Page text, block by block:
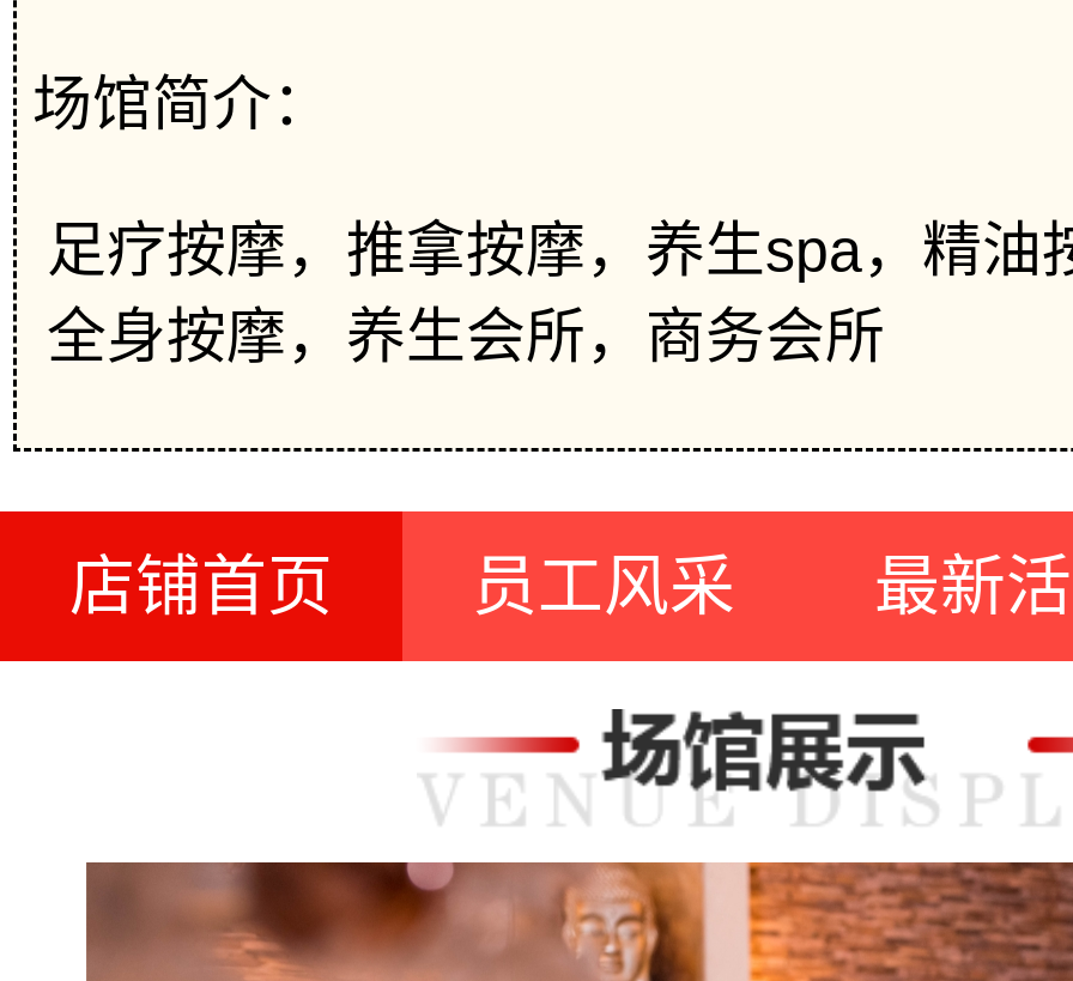
场馆简介：
足疗按摩，推拿按摩，养生spa，精油
全身按摩，养生会所，商务会所
店铺首页 员工风采 最新